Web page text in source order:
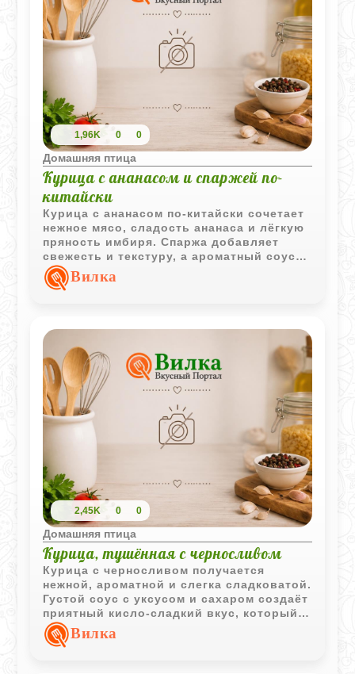
1,96K 0 0
Домашняя птица
Курица с ананасом и спаржей по-
китайски
Курица с ананасом по-китайски сочетает
нежное мясо, сладость ананаса и лёгкую
пряность имбиря. Спаржа добавляет
свежесть и текстуру, а ароматный соус
делает блюдо особенно насыщенным.
Лучше всего подавать такую курицу с
Вилка
2,45K 0 0
Домашняя птица
Курица, тушённая с черносливом
Курица с черносливом получается
нежной, ароматной и слегка сладковатой.
Густой соус с уксусом и сахаром создаёт
приятный кисло-сладкий вкус, который
особенно хорошо сочетается с мягким
мясом птицы.
Вилка